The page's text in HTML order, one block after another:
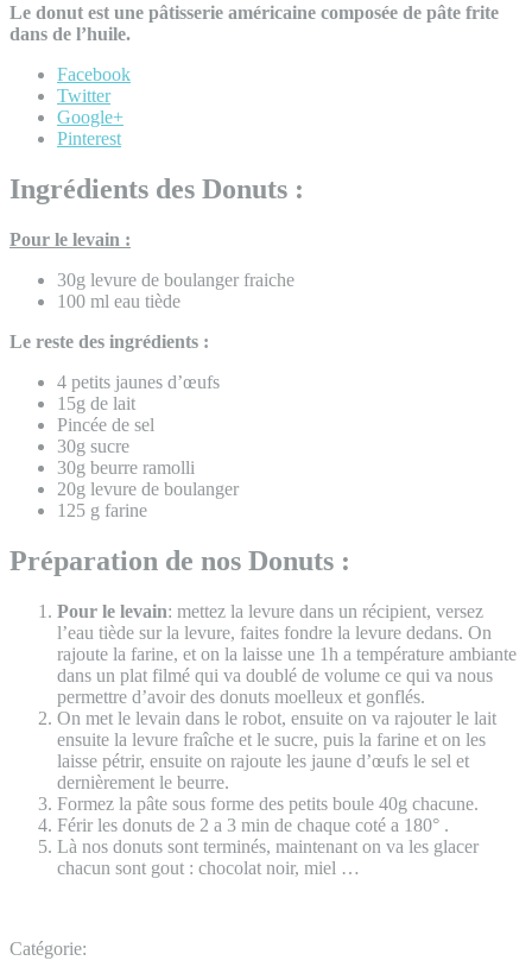
Le donut est une pâtisserie américaine composée de pâte frite
dans de l’huile.
Facebook
Twitter
Google+
Pinterest
Ingrédients des Donuts :
Pour le levain :
30g levure de boulanger fraiche
100 ml eau tiède
Le reste des ingrédients :
4 petits jaunes d’œufs
15g de lait
Pincée de sel
30g sucre
30g beurre ramolli
20g levure de boulanger
125 g farine
Préparation de nos Donuts :
Pour le levain: mettez la levure dans un récipient, versez
l’eau tiède sur la levure, faites fondre la levure dedans. On
rajoute la farine, et on la laisse une 1h a température ambiante
dans un plat filmé qui va doublé de volume ce qui va nous
permettre d’avoir des donuts moelleux et gonflés.
On met le levain dans le robot, ensuite on va rajouter le lait
ensuite la levure fraîche et le sucre, puis la farine et on les
laisse pétrir, ensuite on rajoute les jaune d’œufs le sel et
dernièrement le beurre.
Formez la pâte sous forme des petits boule 40g chacune.
Férir les donuts de 2 a 3 min de chaque coté a 180° .
Là nos donuts sont terminés, maintenant on va les glacer
chacun sont gout : chocolat noir, miel …
Catégorie: